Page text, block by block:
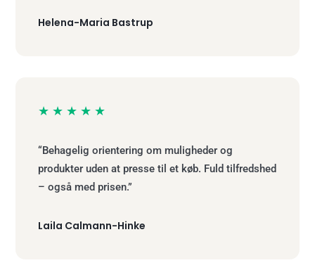
Helena-Maria Bastrup
★★★★★
“Behagelig orientering om muligheder og
produkter uden at presse til et køb. Fuld tilfredshed
– også med prisen.”
Laila Calmann-Hinke